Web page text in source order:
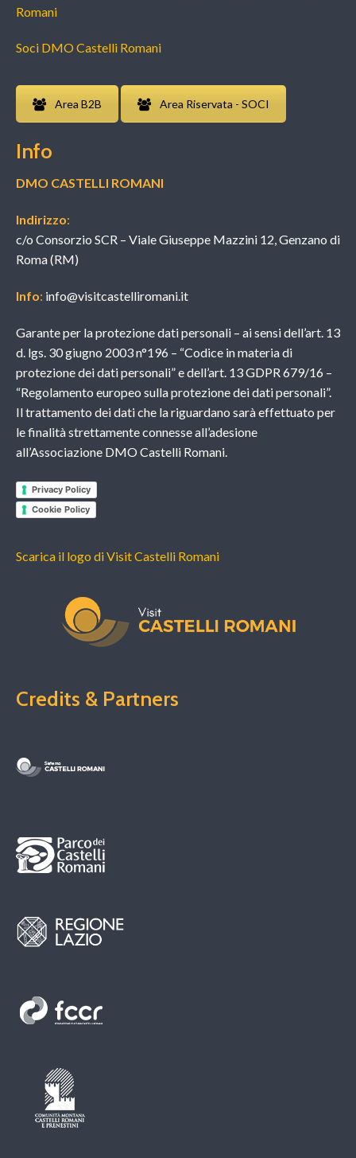
Romani
Soci DMO Castelli Romani
Area B2B Area Riservata - SOCI
Info
DMO CASTELLI ROMANI
Indirizzo:
c/o Consorzio SCR – Viale Giuseppe Mazzini 12, Genzano di
Roma (RM)
Info: info@visitcastelliromani.it
Garante per la protezione dati personali – ai sensi dell’art. 13
d. lgs. 30 giugno 2003 n°196 – “Codice in materia di
protezione dei dati personali” e dell’art. 13 GDPR 679/16 –
“Regolamento europeo sulla protezione dei dati personali”.
Il trattamento dei dati che la riguardano sarà effettuato per
le finalità strettamente connesse all’adesione
all’Associazione DMO Castelli Romani.
Privacy Policy
Cookie Policy
Scarica il logo di Visit Castelli Romani
Credits & Partners